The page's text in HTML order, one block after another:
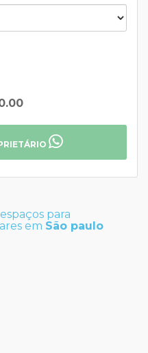
para
em São paulo